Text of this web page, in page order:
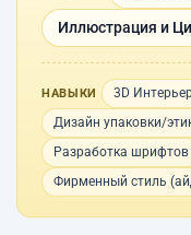
Иллюстрация и
НАВЫКИ 3D
Дизайн упаковки/
Разработка шрифтов
Фирменный стиль